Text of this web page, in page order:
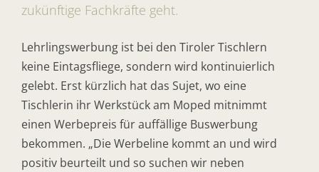
zukünftige Fachkräfte geht.
Lehrlingswerbung ist bei den Tiroler Tischlern
keine Eintagsfliege, sondern wird kontinuierlich
gelebt. Erst kürzlich hat das Sujet, wo eine
Tischlerin ihr Werkstück am Moped mitnimmt
einen Werbepreis für auffällige Buswerbung
bekommen. „Die Werbeline kommt an und wird
positiv beurteilt und so suchen wir neben